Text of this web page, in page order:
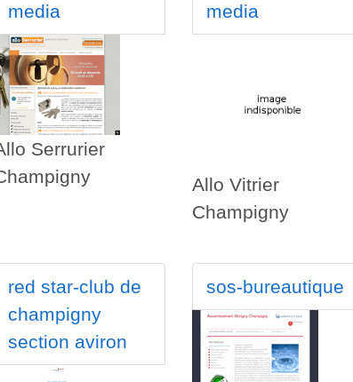
media
Serrurier
media
Allo Vitrier
Champigny
red star-club de
champigny
section aviron
sos-bureautique